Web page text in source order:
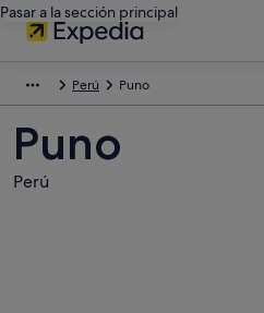
Pasar a la sección principal
Perú Puno
Puno
Perú